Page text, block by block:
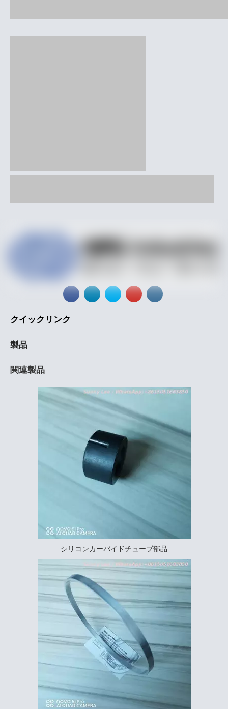
スリムリップバームチューブ
白いスリムリップバームチューブ
黒いスリムリップバームチューブ
クリアスリムリップバームチューブ
ピンクラウンドプラスチックリップスティック
白い丸いプラスチックリップスティック
丸い丸いプラスチックの口紅
黒い丸いプラスチックリップスティック
紫色の丸いプラスチックの口紅チューブ
クイックリンク
製品
関連製品
シリコンカーバイドチューブ部品